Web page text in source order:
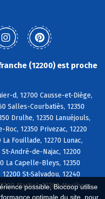
possible, Biocoop utilise
optimale du site, pour
(12200) est proche
d, 12700 Causse-et-Diège,
Salles-Courbatiès, 12350
Drulhe, 12350 Lanuéjouls,
12350 Privezac, 12220
Fouillade, 12270 Lunac,
St-André-de-Najac, 12200
La Capelle-Bleys, 12350
St-Salvadou, 12240
Martiel, 12200 Morlhon-